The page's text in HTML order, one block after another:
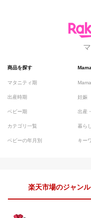
商品を探す
マタニティ期
出産時期
ベビー期
カテゴリ一覧
ベビーの年月別
妊娠
出産
暮ら
キー
楽天市場のジャンル